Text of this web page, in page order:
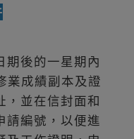
期後的一星期內
業成績副本及證
，並在信封面和
請編號，以便進